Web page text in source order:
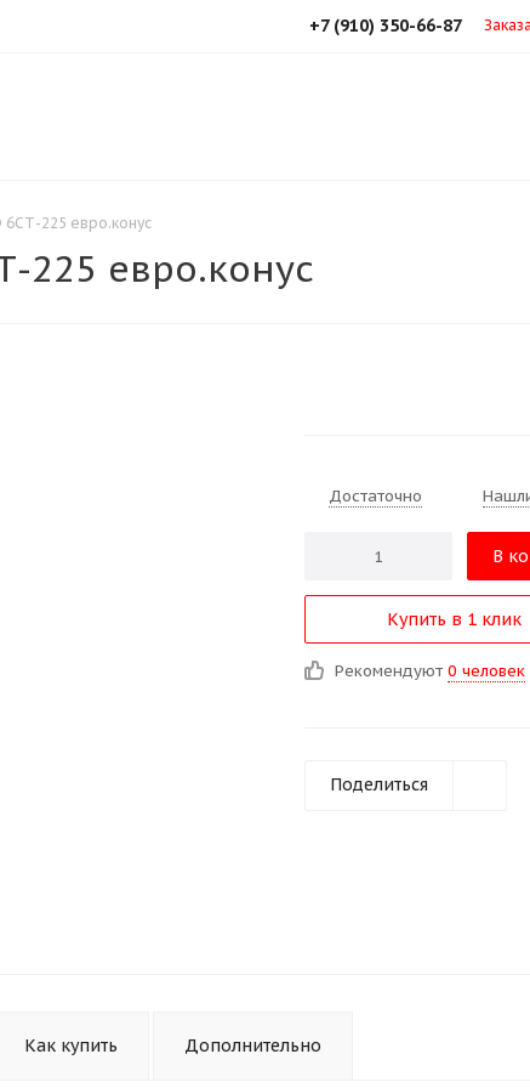
+7 (910) 350-66-87
6СТ-225 евро.конус
225 евро.конус
Достаточно
В
Купить в 1 клик
Рекомендуют 0 человек
Поделиться
Как купить Дополнительно